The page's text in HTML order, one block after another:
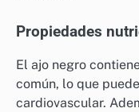
Propiedades
El ajo negro
común, lo que
cardiovascular.